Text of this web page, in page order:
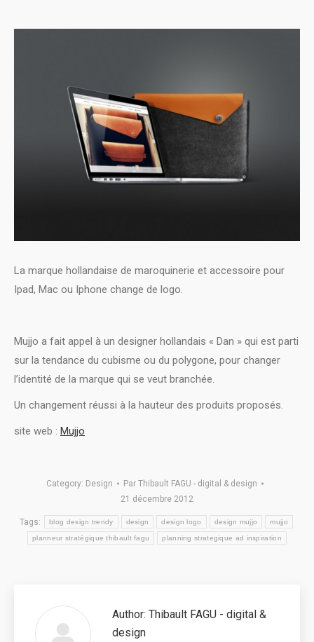
La marque hollandaise de maroquinerie et accessoire pour
Ipad, Mac ou Iphone change de logo.
Mujjo a fait appel à un designer hollandais « Dan » qui est parti
sur la tendance du cubisme ou du polygone, pour changer
l’identité de la marque qui se veut branchée.
Un changement réussi à la hauteur des produits proposés.
site web : Mujjo
Category: Design Par Thibault FAGU - digital & design
21 décembre 2012
Tags: blog design trendy design design logo design mujjo mujjo
planneur stratégique thibault fagu planning strategique ad inspiration
Author: Thibault FAGU - digital &
design